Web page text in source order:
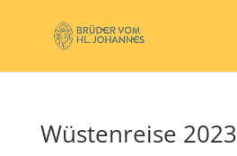
Wüstenreise 2023